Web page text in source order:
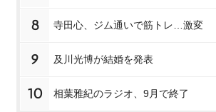
8 寺田心、ジム通いで筋トレ…激変
9 及川光博が結婚を発表
10 相葉雅紀のラジオ、9月で終了